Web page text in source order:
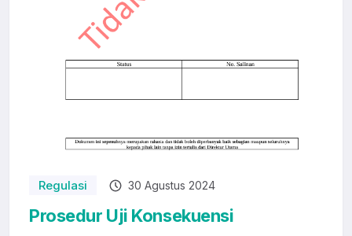
Regulasi 30 Agustus 2024
Prosedur Uji Konsekuensi